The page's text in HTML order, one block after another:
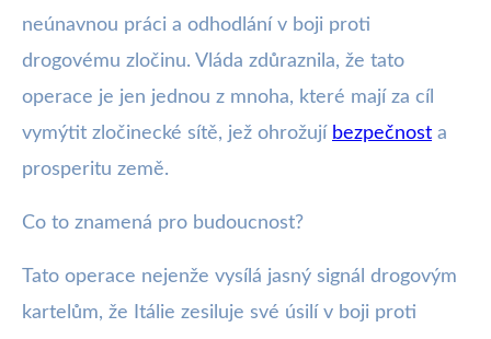
neúnavnou práci a odhodlání v boji proti
drogovému zločinu. Vláda zdůraznila, že tato
operace je jen jednou z mnoha, které mají za cíl
vymýtit zločinecké sítě, jež ohrožují bezpečnost a
prosperitu země.
Co to znamená pro budoucnost?
Tato operace nejenže vysílá jasný signál drogovým
kartelům, že Itálie zesiluje své úsilí v boji proti